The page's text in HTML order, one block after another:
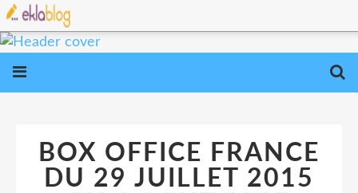
BOX OFFICE FRANCE
DU 29 JUILLET 2015